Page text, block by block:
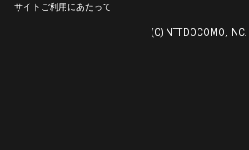
サイトご利用にあたって
(C) NTT DOCOMO, INC.